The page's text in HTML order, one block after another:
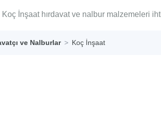
İnşaat hırdavat ve nalbur malzemeleri
ve Nalburlar Koç İnşaat